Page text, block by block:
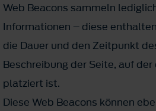
Web Beacons sammeln
Informationen – diese
die Dauer und den Zeitpunkt
Beschreibung der Seite, auf der
platziert ist.
Diese Web Beacons können